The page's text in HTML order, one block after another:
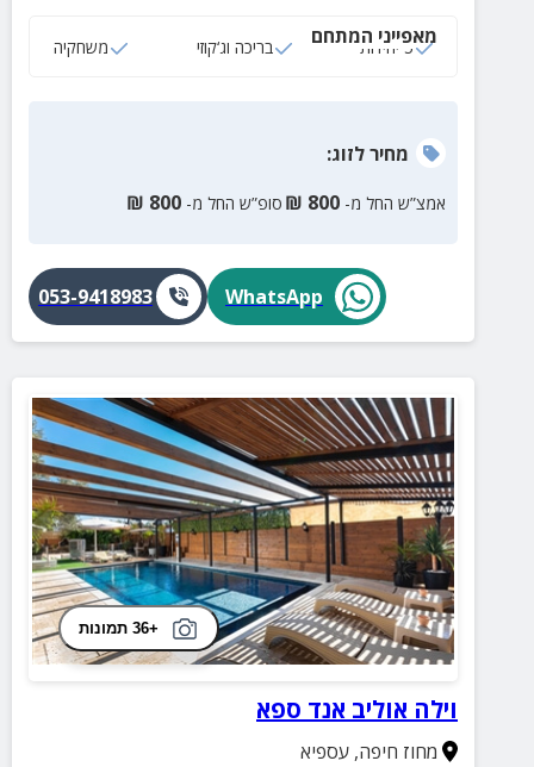
מאפייני המתחם
5 יחידות בריכה וג‘קוזי משחקיה
מחירלזוג:
אמצ”ש החל מ- 800
₪ סופ”ש החל מ- 800
₪
WhatsApp
053-9418983
+36 תמונות
וילה אוליב אנד ספא
מחוז חיפה,עספיא